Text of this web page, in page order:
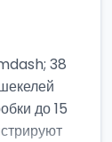
38
до 15